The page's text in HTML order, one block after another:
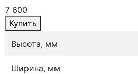
7 600
Купить
Высота, мм
Ширина, мм